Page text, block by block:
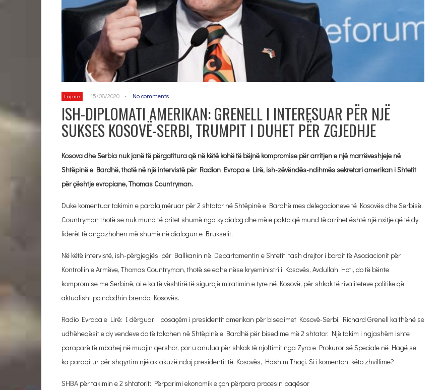
Lajme 15/08/2020 - No comments
ISH-DIPLOMATI AMERIKAN: GRENELL I INTERESUAR PËR NJË
SUKSES KOSOVË-SERBI, TRUMPIT I DUHET PËR ZGJEDHJE
Kosova dhe Serbia nuk janë të përgatitura që në këtë kohë të bëjnë kompromise për arritjen e një marrëveshjeje në
Shtëpinë e Bardhë, thotë në një intervistë për Radion Evropa e Lirë, ish-zëvëndës-ndihmës sekretari amerikan i Shtetit
për çështje evropiane, Thomas Countryman.
Duke komentuar takimin e paralajmëruar për 2 shtator në Shtëpinë e Bardhë mes delegacioneve të Kosovës dhe Serbisë,
Countryman thotë se nuk mund të pritet shumë nga ky dialog dhe më e pakta që mund të arrihet është një nxitje që të dy
liderët të angazhohen më shumë në dialogun e Brukselit.
Në këtë intervistë, ish-përgjegjësi për Ballkanin në Departamentin e Shtetit, tash drejtor i bordit të Asociacionit për
Kontrollin e Armëve, Thomas Countryman, thotë se edhe nëse kryeministri i Kosovës, Avdullah Hoti, do të bënte
kompromise me Serbinë, ai e ka të vështirë të sigurojë miratimin e tyre në Kosovë, për shkak të rivaliteteve politike që
aktualisht po ndodhin brenda Kosovës.
Radio Evropa e Lirë: I dërguari i posaçëm i presidentit amerikan për bisedimet Kosovë-Serbi, Richard Grenell ka thënë se
udhëheqësit e dy vendeve do të takohen në Shtëpinë e Bardhë për bisedime më 2 shtator. Një takim i ngjashëm ishte
paraparë të mbahej në muajin qershor, por u anulua për shkak të njoftimit nga Zyra e Prokurorisë Speciale në Hagë se
ka paraqitur për shqyrtim një aktakuzë ndaj presidentit të Kosovës, Hashim Thaçi. Si i komentoni këto zhvillime?
SHBA për takimin e 2 shtatorit: Përparimi ekonomik e çon përpara procesin paqësor